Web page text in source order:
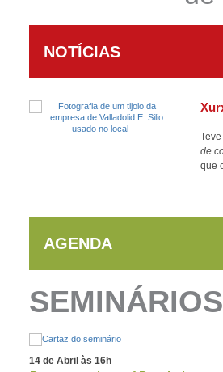
NOTÍCIAS
de
que
AGENDA
SEMINÁRIOS
14 de Abril às 16h